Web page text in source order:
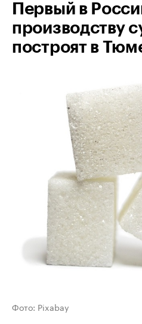
Первый в
производству
построят в
Фото: Pixabay